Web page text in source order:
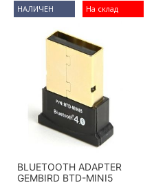
На склад
НАЛИЧЕН
BLUETOOTH ADAPTER
GEMBIRD BTD-MINI5